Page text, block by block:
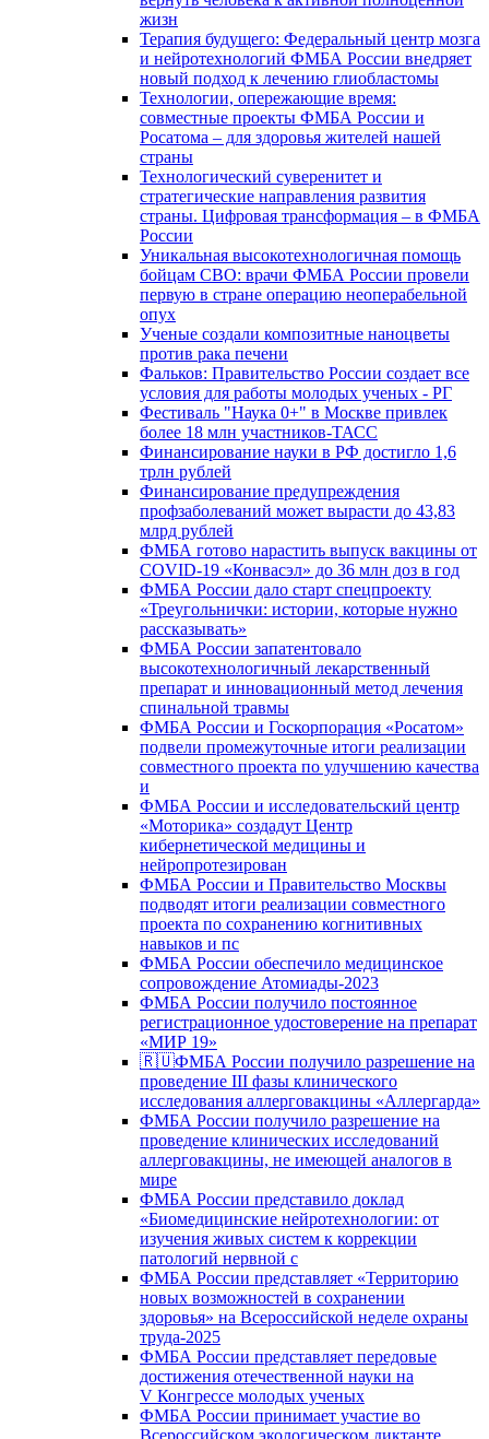
жизн
Терапия будущего: Федеральный центр мозга
и нейротехнологий ФМБА России внедряет
новый подход к лечению глиобластомы
Технологии, опережающие время:
совместные проекты ФМБА России и
Росатома – для здоровья жителей нашей
страны
Технологический суверенитет и
стратегические направления развития
страны. Цифровая трансформация – в ФМБА
России
Уникальная высокотехнологичная помощь
бойцам СВО: врачи ФМБА России провели
первую в стране операцию неоперабельной
опух
Ученые создали композитные наноцветы
против рака печени
Фальков: Правительство России создает все
условия для работы молодых ученых - РГ
Фестиваль "Наука 0+" в Москве привлек
более 18 млн участников-ТАСС
Финансирование науки в РФ достигло 1,6
трлн рублей
Финансирование предупреждения
профзаболеваний может вырасти до 43,83
млрд рублей
ФМБА готово нарастить выпуск вакцины от
COVID-19 «Конвасэл» до 36 млн доз в год
ФМБА России дало старт спецпроекту
«Треугольнички: истории, которые нужно
рассказывать»
ФМБА России запатентовало
высокотехнологичный лекарственный
препарат и инновационный метод лечения
спинальной травмы
ФМБА России и Госкорпорация «Росатом»
подвели промежуточные итоги реализации
совместного проекта по улучшению качества
и
ФМБА России и исследовательский центр
«Моторика» создадут Центр
кибернетической медицины и
нейропротезирован
ФМБА России и Правительство Москвы
подводят итоги реализации совместного
проекта по сохранению когнитивных
навыков и пс
ФМБА России обеспечило медицинское
сопровождение Атомиады-2023
ФМБА России получило постоянное
регистрационное удостоверение на препарат
«МИР 19»
🇷🇺ФМБА России получило разрешение на
проведение III фазы клинического
исследования аллерговакцины «Аллергарда»
ФМБА России получило разрешение на
проведение клинических исследований
аллерговакцины, не имеющей аналогов в
мире
ФМБА России представило доклад
«Биомедицинские нейротехнологии: от
изучения живых систем к коррекции
патологий нервной с
ФМБА России представляет «Территорию
новых возможностей в сохранении
здоровья» на Всероссийской неделе охраны
труда-2025
ФМБА России представляет передовые
достижения отечественной науки на
V Конгрессе молодых ученых
ФМБА России принимает участие во
Всероссийском экологическом диктанте